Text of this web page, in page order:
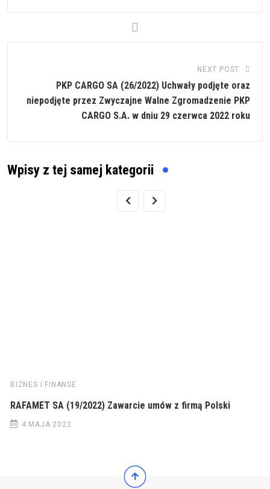
NEXT POST
PKP CARGO SA (26/2022) Uchwały podjęte oraz
niepodjęte przez Zwyczajne Walne Zgromadzenie PKP
CARGO S.A. w dniu 29 czerwca 2022 roku
Wpisy z tej samej kategorii
BIZNES I FINANSE
RAFAMET SA (19/2022) Zawarcie umów z firmą Polski
4 MAJA 2022